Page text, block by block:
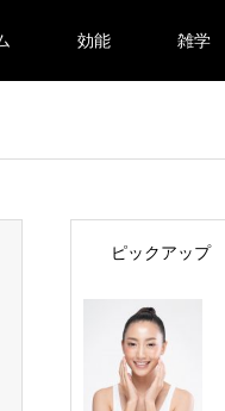
効能 雑学
ピックアップ